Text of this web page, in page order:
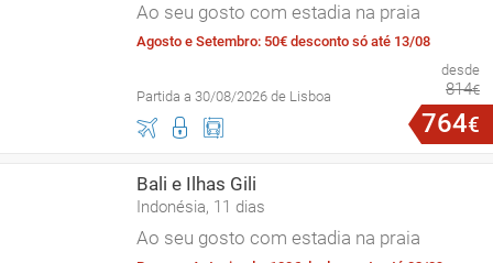
Ao seu gosto com estadia na praia
Agosto e Setembro: 50€ desconto só até 13/08
Partida a 30/08/2026 de Lisboa
desde
814€
764€
Bali e Ilhas Gili
Indonésia, 11 dias
Ao seu gosto com estadia na praia